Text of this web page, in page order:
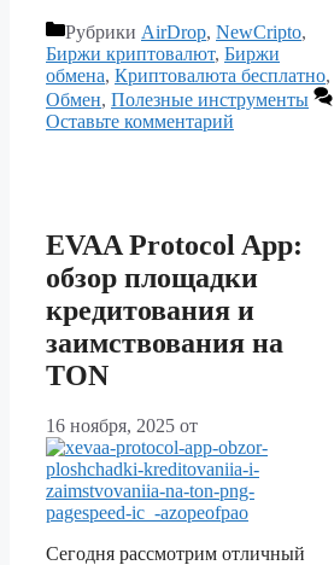
Рубрики AirDrop, NewCripto,
Биржи криптовалют, Биржи
обмена, Криптовалюта бесплатно,
Обмен, Полезные инструменты
Оставьте комментарий
EVAA Protocol App:
обзор площадки
кредитования и
заимствования на
TON
16 ноября, 2025 от
Сегодня рассмотрим отличный